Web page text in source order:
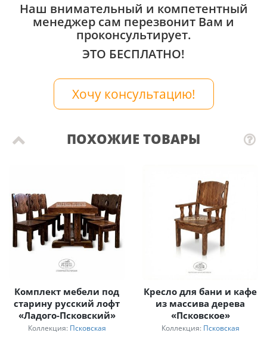
Наш внимательный и компетентный
менеджер сам перезвонит Вам и
проконсультирует.
ЭТО БЕСПЛАТНО!
Хочу консультацию!
ПОХОЖИЕ ТОВАРЫ
Комплект мебели под
старину русский лофт
«Ладого-Псковский»
Коллекция: Псковская
Кресло для бани и кафе
из массива дерева
«Псковское»
Коллекция: Псковская